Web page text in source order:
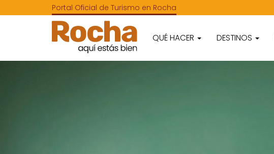
Portal Oficial de Turismo en Rocha
QUÉ HACER DESTINOS